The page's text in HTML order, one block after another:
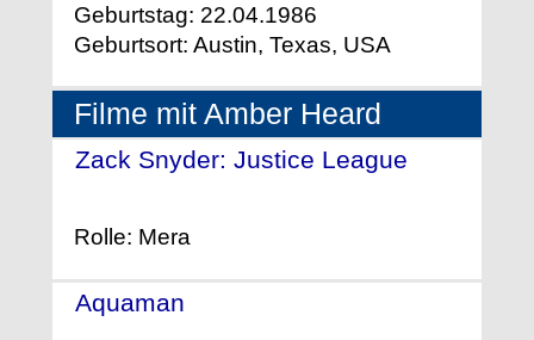
Geburtstag: 22.04.1986
Geburtsort: Austin, Texas, USA
Filme mit Amber Heard
Zack Snyder: Justice League
Rolle: Mera
Aquaman